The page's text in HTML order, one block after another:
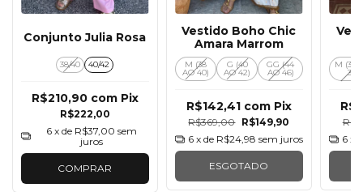
Conjunto Julia Rosa
38/40 40/42
R$222,00
R$210,90 com Pix
6 x de R$37,00 sem
juros
COMPRAR
Vestido Boho Chic
Amara Marrom
M (38
AO 40)
G (40
AO 42)
GG (44
AO 46)
R$369,00 R$149,90
R$142,41 com Pix
6 x de R$24,98 sem juros
ESGOTADO
M (36
38)
6 x